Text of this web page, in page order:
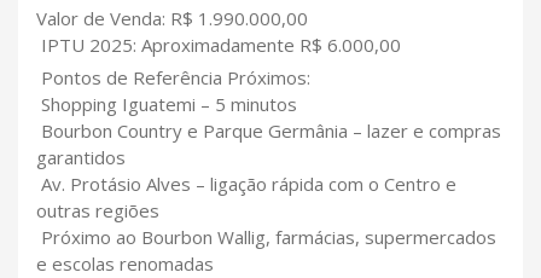
Valor de Venda: R$ 1.990.000,00
IPTU 2025: Aproximadamente R$ 6.000,00
Pontos de Referência Próximos:
Shopping Iguatemi – 5 minutos
Bourbon Country e Parque Germânia – lazer e compras
garantidos
Av. Protásio Alves – ligação rápida com o Centro e
outras regiões
Próximo ao Bourbon Wallig, farmácias, supermercados
e escolas renomadas